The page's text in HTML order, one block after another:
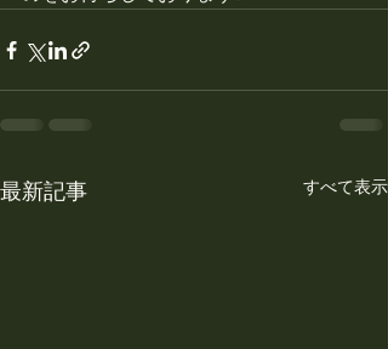
最新記事 すべて表示